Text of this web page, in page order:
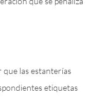
que las estanterías
etiquetas